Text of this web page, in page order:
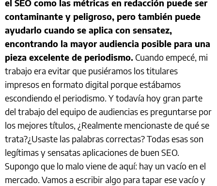
el SEO como las métricas en redacción puede ser
contaminante y peligroso, pero también puede
ayudarlo cuando se aplica con sensatez,
encontrando la mayor audiencia posible para una
pieza excelente de periodismo. Cuando empecé, mi
trabajo era evitar que pusiéramos los titulares
impresos en formato digital porque estábamos
escondiendo el periodismo. Y todavía hoy gran parte
del trabajo del equipo de audiencias es preguntarse por
los mejores títulos, ¿Realmente mencionaste de qué se
trata?¿Usaste las palabras correctas? Todas esas son
legítimas y sensatas aplicaciones de buen SEO.
Supongo que lo malo viene de aquí: hay un vacío en el
mercado. Vamos a escribir algo para tapar ese vacío y